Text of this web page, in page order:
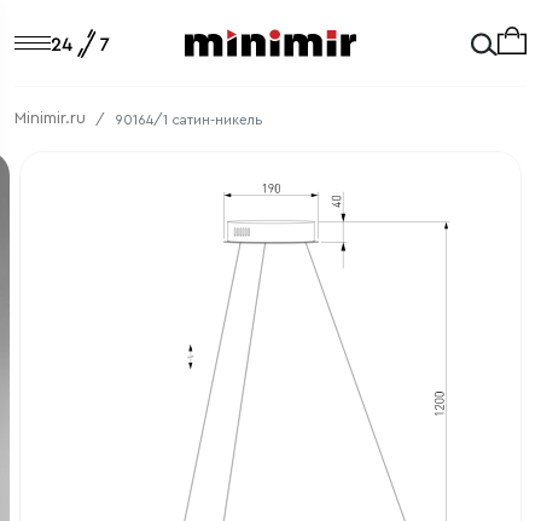
Minimir.ru 90164/1 сатин-никель